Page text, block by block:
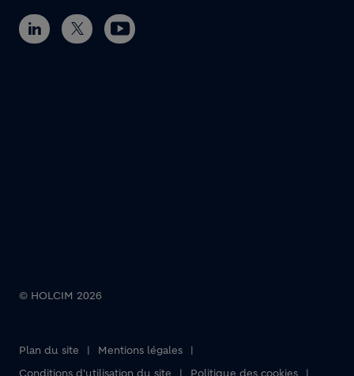
Footer bottom
© HOLCIM 2026
Plan du site
Mentions légales
Conditions d'utilisation du site
Politique des cookies